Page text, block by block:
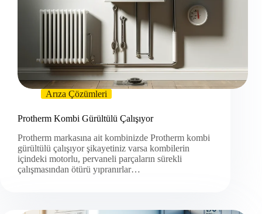
Arıza Çözümleri
Protherm Kombi Gürültülü Çalışıyor
Protherm markasına ait kombinizde Protherm kombi
gürültülü çalışıyor şikayetiniz varsa kombilerin
içindeki motorlu, pervaneli parçaların sürekli
çalışmasından ötürü yıpranırlar…